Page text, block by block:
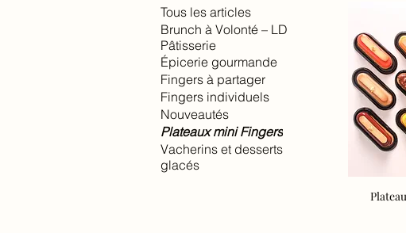
Tous les articles
Brunch à Volonté – LD
Pâtisserie
Épicerie gourmande
Fingers à partager
Fingers individuels
Nouveautés
Plateaux mini Fingers
Vacherins et desserts
glacés